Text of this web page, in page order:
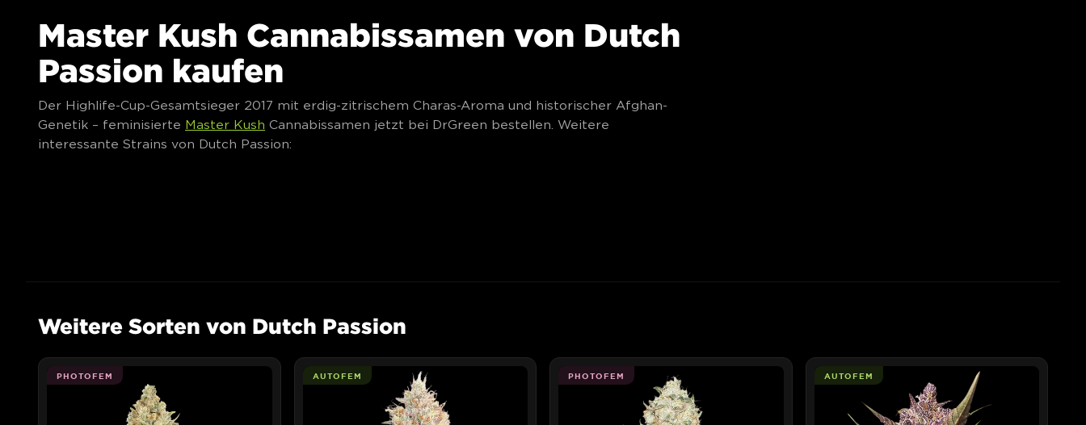
Master Kush Cannabissamen von Dutch
Passion kaufen
Der Highlife-Cup-Gesamtsieger 2017 mit erdig-zitrischem Charas-Aroma und historischer Afghan-
Genetik – feminisierte Master Kush Cannabissamen jetzt bei DrGreen bestellen. Weitere
interessante Strains von Dutch Passion:
Weitere Sorten von Dutch Passion
PHOTOFEM AUTOFEM PHOTOFEM AUTOFEM